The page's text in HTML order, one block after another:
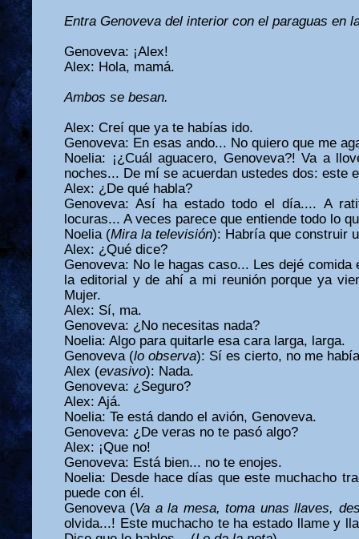
Entra Genoveva del interior con el paraguas en
Genoveva: ¡Alex!
Alex: Hola, mamá.
Ambos se besan.
Alex: Creí que ya te habías ido.
Genoveva: En esas ando... No quiero que me
Noelia: ¡¿Cuál aguacero, Genoveva?! Va a
noches... De mí se acuerdan ustedes dos: este
Alex: ¿De qué habla?
Genoveva: Así ha estado todo el día.... A
locuras... A veces parece que entiende todo lo
Noelia (Mira la televisión): Habría que construir
Alex: ¿Qué dice?
Genoveva: No le hagas caso... Les dejé
la editorial y de ahí a mi reunión porque ya
Mujer.
Alex: Sí, ma.
Genoveva: ¿No necesitas nada?
Noelia: Algo para quitarle esa cara larga, larga.
Genoveva (lo observa): Sí es cierto, no me
Alex (evasivo): Nada.
Genoveva: ¿Seguro?
Alex: Ajá.
Noelia: Te está dando el avión, Genoveva.
Genoveva: ¿De veras no te pasó algo?
Alex: ¡Que no!
Genoveva: Está bien... no te enojes.
Noelia: Desde hace días que este muchacho
puede con él.
Genoveva (Va a la mesa, toma unas llaves,
olvida...! Este muchacho te ha estado llame y